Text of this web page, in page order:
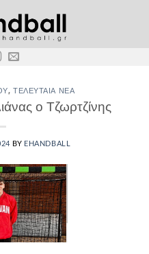
, ΤΕΛΕΥΤΑΊΑ ΝΈΑ
ο Τζωρτζίνης
BY EHANDBALL